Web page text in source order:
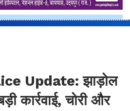
Update: झाड़ोल
कार्रवाई, चोरी और